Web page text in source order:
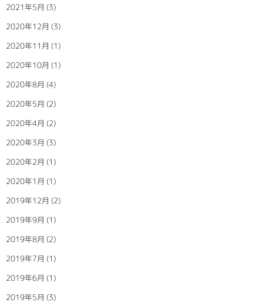
2021年5月 (3)
2020年12月 (3)
2020年11月 (1)
2020年10月 (1)
2020年8月 (4)
2020年5月 (2)
2020年4月 (2)
2020年3月 (3)
2020年2月 (1)
2020年1月 (1)
2019年12月 (2)
2019年9月 (1)
2019年8月 (2)
2019年7月 (1)
2019年6月 (1)
2019年5月 (3)